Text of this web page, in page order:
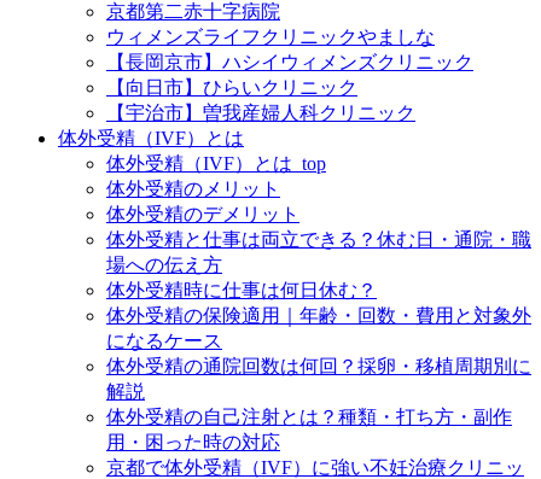
京都第二赤十字病院
ウィメンズライフクリニックやましな
【長岡京市】ハシイウィメンズクリニック
【向日市】ひらいクリニック
【宇治市】曽我産婦人科クリニック
体外受精（IVF）とは
体外受精（IVF）とは_top
体外受精のメリット
体外受精のデメリット
体外受精と仕事は両立できる？休む日・通院・職
場への伝え方
体外受精時に仕事は何日休む？
体外受精の保険適用｜年齢・回数・費用と対象外
になるケース
体外受精の通院回数は何回？採卵・移植周期別に
解説
体外受精の自己注射とは？種類・打ち方・副作
用・困った時の対応
京都で体外受精（IVF）に強い不妊治療クリニッ